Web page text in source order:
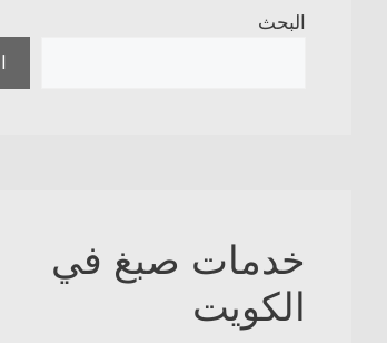
البحث
خدمات صبغ في
الكويت